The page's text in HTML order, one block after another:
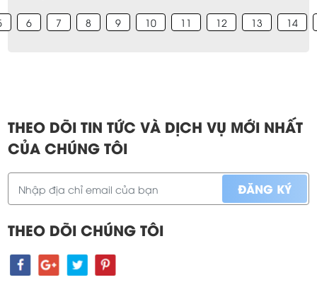
6 7 8 9 10 11 12 13 14
THEO DÕI TIN TỨC VÀ DỊCH VỤ MỚI NHẤT
CỦA CHÚNG TÔI
THEO DÕI CHÚNG TÔI